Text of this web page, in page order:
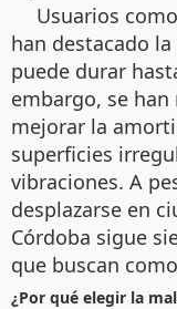
Usuarios
han destacado
puede durar
embargo, se
mejorar la
superficies
vibraciones. A
desplazarse en
Córdoba sigue
que buscan
¿Por qué elegir la